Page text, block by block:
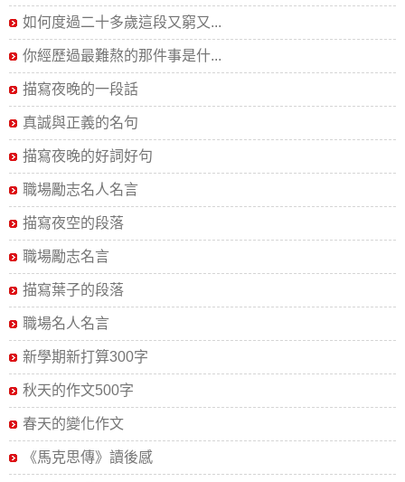
如何度過二十多歲這段又窮又...
你經歷過最難熬的那件事是什...
描寫夜晚的一段話
真誠與正義的名句
描寫夜晚的好詞好句
職場勵志名人名言
描寫夜空的段落
職場勵志名言
描寫葉子的段落
職場名人名言
新學期新打算300字
秋天的作文500字
春天的變化作文
《馬克思傳》讀後感